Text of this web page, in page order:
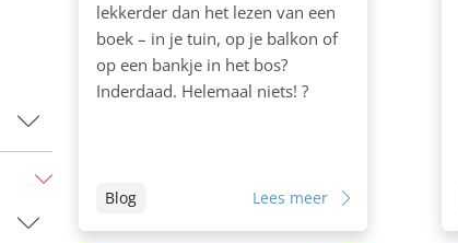
lekkerder dan het lezen van een
boek – in je tuin, op je balkon of
op een bankje in het bos?
Inderdaad. Helemaal niets! ?
Blog Lees meer